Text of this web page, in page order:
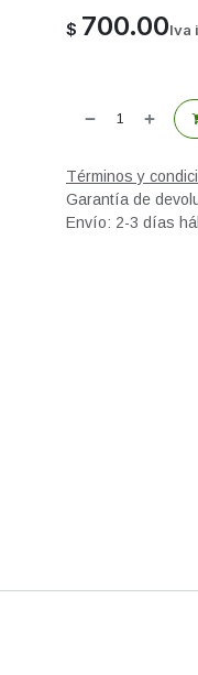
$ 700.00Iva
Términos y
Garantía de
Envío: 2-3 días